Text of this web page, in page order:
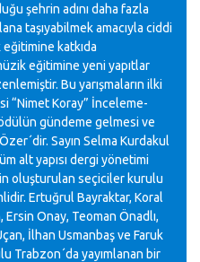
şehrin adını daha fazla
taşıyabilmek amacıyla ciddi
katkıda
eğitimine yeni yapıtlar
Bu yarışmaların ilki
“Nimet Koray” İnceleme-
gündeme gelmesi ve
Sayın Selma Kurdakul
alt yapısı dergi yönetimi
oluşturulan seçiciler kurulu
Ertuğrul Bayraktar, Koral
Ersin Onay, Teoman Önadlı,
İlhan Usmanbaş ve Faruk
Trabzon´da yayımlanan bir